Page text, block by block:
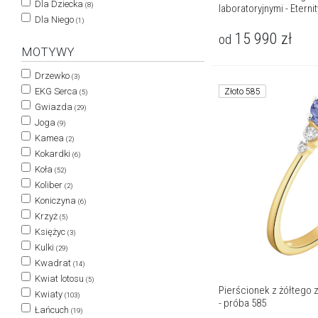
Dla Dziecka (8)
Dla Niego (1)
MOTYWY
Drzewko (3)
EKG Serca (5)
Gwiazda (29)
Joga (9)
Kamea (2)
Kokardki (6)
Koła (52)
Koliber (2)
Koniczyna (6)
Krzyż (5)
Księżyc (3)
Kulki (29)
Kwadrat (14)
Kwiat lotosu (5)
Kwiaty (103)
Łańcuch (19)
laboratoryjnymi -
od 15 990 zł
Złoto 585
Pierścionek z żółtego
- próba 585